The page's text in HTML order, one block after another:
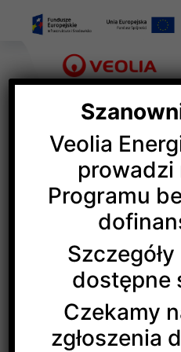
Echo Investment i Veolia
energii elektrycznej i
osiedle zaprojektowane
zrównoważonego rozwoju
współpracy na
i wielofunkcyjnych
instalacje fotowoltaiczne,
Veolia
prowadzi
Programu
dostępne
Czekamy
zgłoszenia